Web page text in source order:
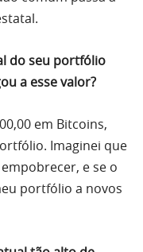
do seu portfólio
a esse valor?
em Bitcoins,
Imaginei que
e se o
portfólio a novos